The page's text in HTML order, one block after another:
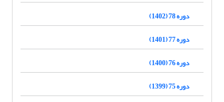
دوره 78 (1402)
دوره 77 (1401)
دوره 76 (1400)
دوره 75 (1399)